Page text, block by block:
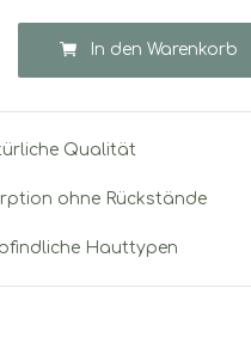
In den Warenkorb
Qualität
ohne Rückstände
Hauttypen